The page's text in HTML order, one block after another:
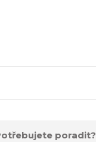
poradit?